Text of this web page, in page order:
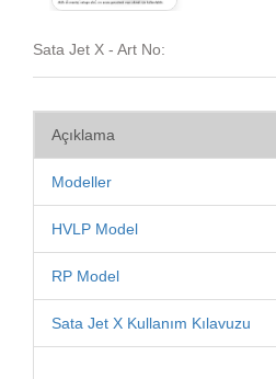
Sata Jet X - Art No:
Açıklama
Modeller
HVLP Model
RP Model
Sata Jet X Kullanım Kılavuzu